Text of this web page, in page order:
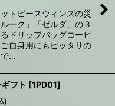
トピースウィンズの災
ーク」「ゼルダ」の３
ドリップバッグコーヒ
自身用にもピッタリの
で…
フト [1PD01]
)